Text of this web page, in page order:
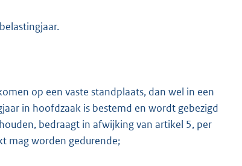
op een vaste standplaats, dan wel in een
in hoofdzaak is bestemd en wordt gebezigd
bedraagt in afwijking van artikel 5, per
mag worden gedurende;